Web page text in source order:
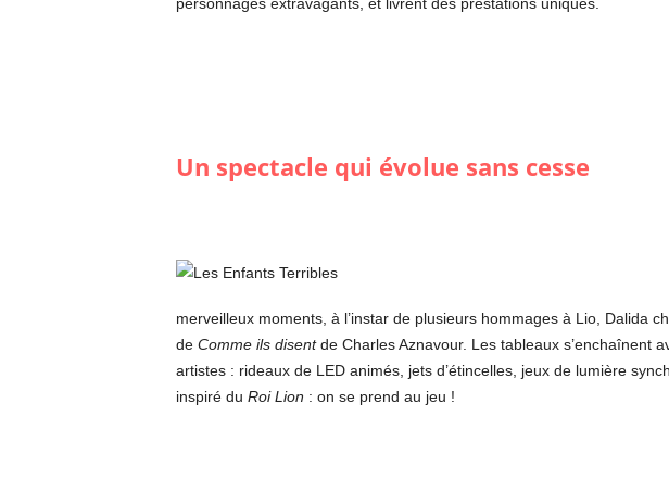
Un spectacle qui évolue sans cesse
merveilleux moments, à l’instar de plusieurs hommages à Lio, Dalida
de Comme ils disentde Charles Aznavour. Les tableaux s’enchaînent
artistes : rideaux de LED animés, jets d’étincelles, jeux de lumière
inspiré du Roi Lion : on se prend au jeu !